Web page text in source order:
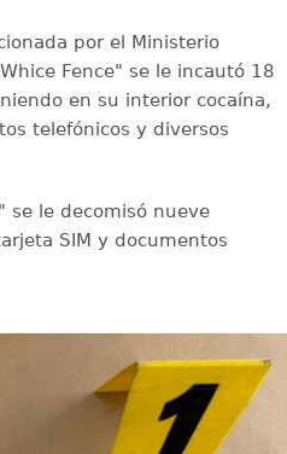
por el Ministerio
Fence" se le incautó 18
en su interior cocaína,
telefónicos y diversos
se le decomisó nueve
SIM y documentos